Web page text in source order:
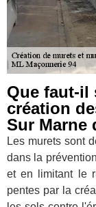
Que faut-il
création
Sur Marne
Les murets sont
dans la
et en limitant le
pentes par la